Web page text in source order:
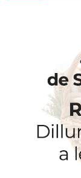
Uneix-
Tota
al teu
la